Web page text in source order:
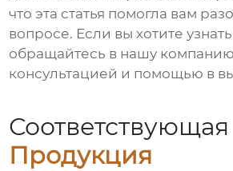
что эта статья помогла вам
вопросе. Если вы хотите
обращайтесь в нашу компанию
консультацией и помощью в
Соответствующая
Продукция